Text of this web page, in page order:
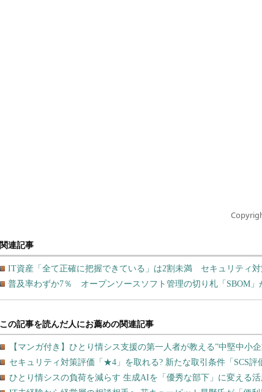
関連記事
IT資産「全て正確に把握できている」は2割未満 セキュリティ対
普及率わずか7％ オープンソースソフト管理の切り札「SBOM」